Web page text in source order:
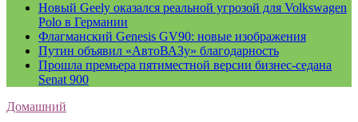
Новый Geely оказался реальной угрозой для Volkswagen
Polo в Германии
Флагманский Genesis GV90: новые изображения
Путин объявил «АвтоВАЗу» благодарность
Прошла премьера пятиместной версии бизнес-седана
Senat 900
Домашний